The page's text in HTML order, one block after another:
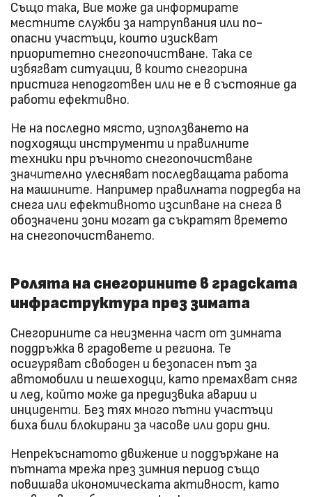
Също така, Вие може да информирате
местните служби за натрупвания или по-
опасни участъци, които изискват
приоритетно снегопочистване. Така се
избягват ситуации, в които снегорина
пристига неподготвен или не е в състояние да
работи ефективно.
Не на последно място, използването на
подходящи инструменти и правилните
техники при ръчното снегопочистване
значително улесняват последващата работа
на машините. Например правилната подредба на
снега или ефективното изсипване на снега в
обозначени зони могат да съкратят времето
на снегопочистването.
Ролята на снегорините в градската
инфраструктура през зимата
Снегорините са неизменна част от зимната
поддръжка в градовете и региона. Те
осигуряват свободен и безопасен път за
автомобили и пешеходци, като премахват сняг
и лед, който може да предизвика аварии и
инциденти. Без тях много пътни участъци
биха били блокирани за часове или дори дни.
Непрекъснатото движение и поддържане на
пътната мрежа през зимния период също
повишава икономическата активност, като